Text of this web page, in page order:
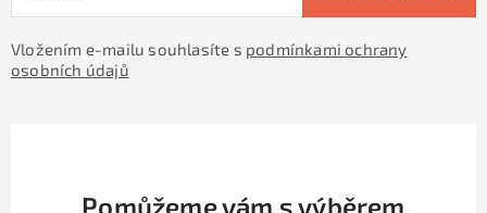
Vložením e-mailu souhlasíte s podmínkami ochrany
osobních údajů
Pomůžeme vám s výběrem